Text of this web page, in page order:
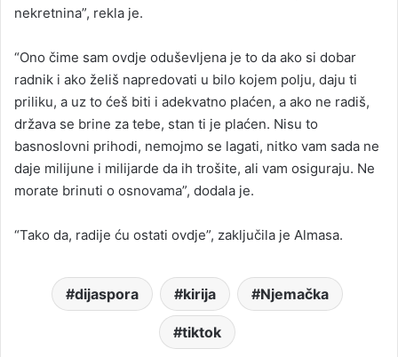
nekretnina”, rekla je.
“Ono čime sam ovdje oduševljena je to da ako si dobar
radnik i ako želiš napredovati u bilo kojem polju, daju ti
priliku, a uz to ćeš biti i adekvatno plaćen, a ako ne radiš,
država se brine za tebe, stan ti je plaćen. Nisu to
basnoslovni prihodi, nemojmo se lagati, nitko vam sada ne
daje milijune i milijarde da ih trošite, ali vam osiguraju. Ne
morate brinuti o osnovama”, dodala je.
“Tako da, radije ću ostati ovdje”, zaključila je Almasa.
dijaspora kirija Njemačka
tiktok